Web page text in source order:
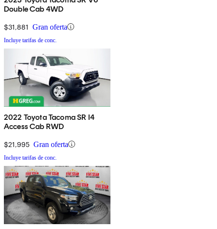
Double Cab 4WD
$31,881 Gran oferta
Incluye tarifas de conc.
2022 Toyota Tacoma SR I4
Access Cab RWD
$21,995 Gran oferta
Incluye tarifas de conc.